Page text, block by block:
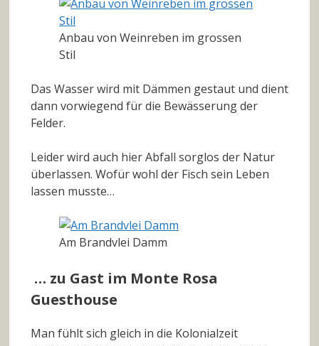
Anbau von Weinreben im grossen
Stil
Das Wasser wird mit Dämmen gestaut und dient
dann vorwiegend für die Bewässerung der
Felder.
Leider wird auch hier Abfall sorglos der Natur
überlassen. Wofür wohl der Fisch sein Leben
lassen musste…
Am Brandvlei Damm
… zu Gast im Monte Rosa
Guesthouse
Man fühlt sich gleich in die Kolonialzeit